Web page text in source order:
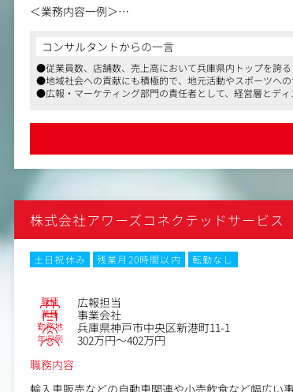
＜業務内容一例＞
・コーポレートブランド・販売店ブランドの価値向上
・ブランドガイドラインの整備と社内浸透
・広報／宣伝活動の統括（メディア対応、プレスリ
・販売店との共同プロモーションの企画・実施
・デジタルマーケティングの戦略策定と運用管理（
・部門マネジメント（予算管理、KPI・ROIの設定と
コンサルタントからの一言
●従業員数、店舗数、売上高において兵庫県内トップを誇
●地域社会への貢献にも積極的で、地元活動やスポーツへ
●広報・マーケティング部門の責任者として、経営層とデ
株式会社アワーズコネクテッドサービス
土日祝休み 残業月20時間以内
転勤なし
職種 広報担当
業種 事業会社
勤務地 兵庫県神戸市中央区新港町11-1
年収例
302万円～402万円
職務内容